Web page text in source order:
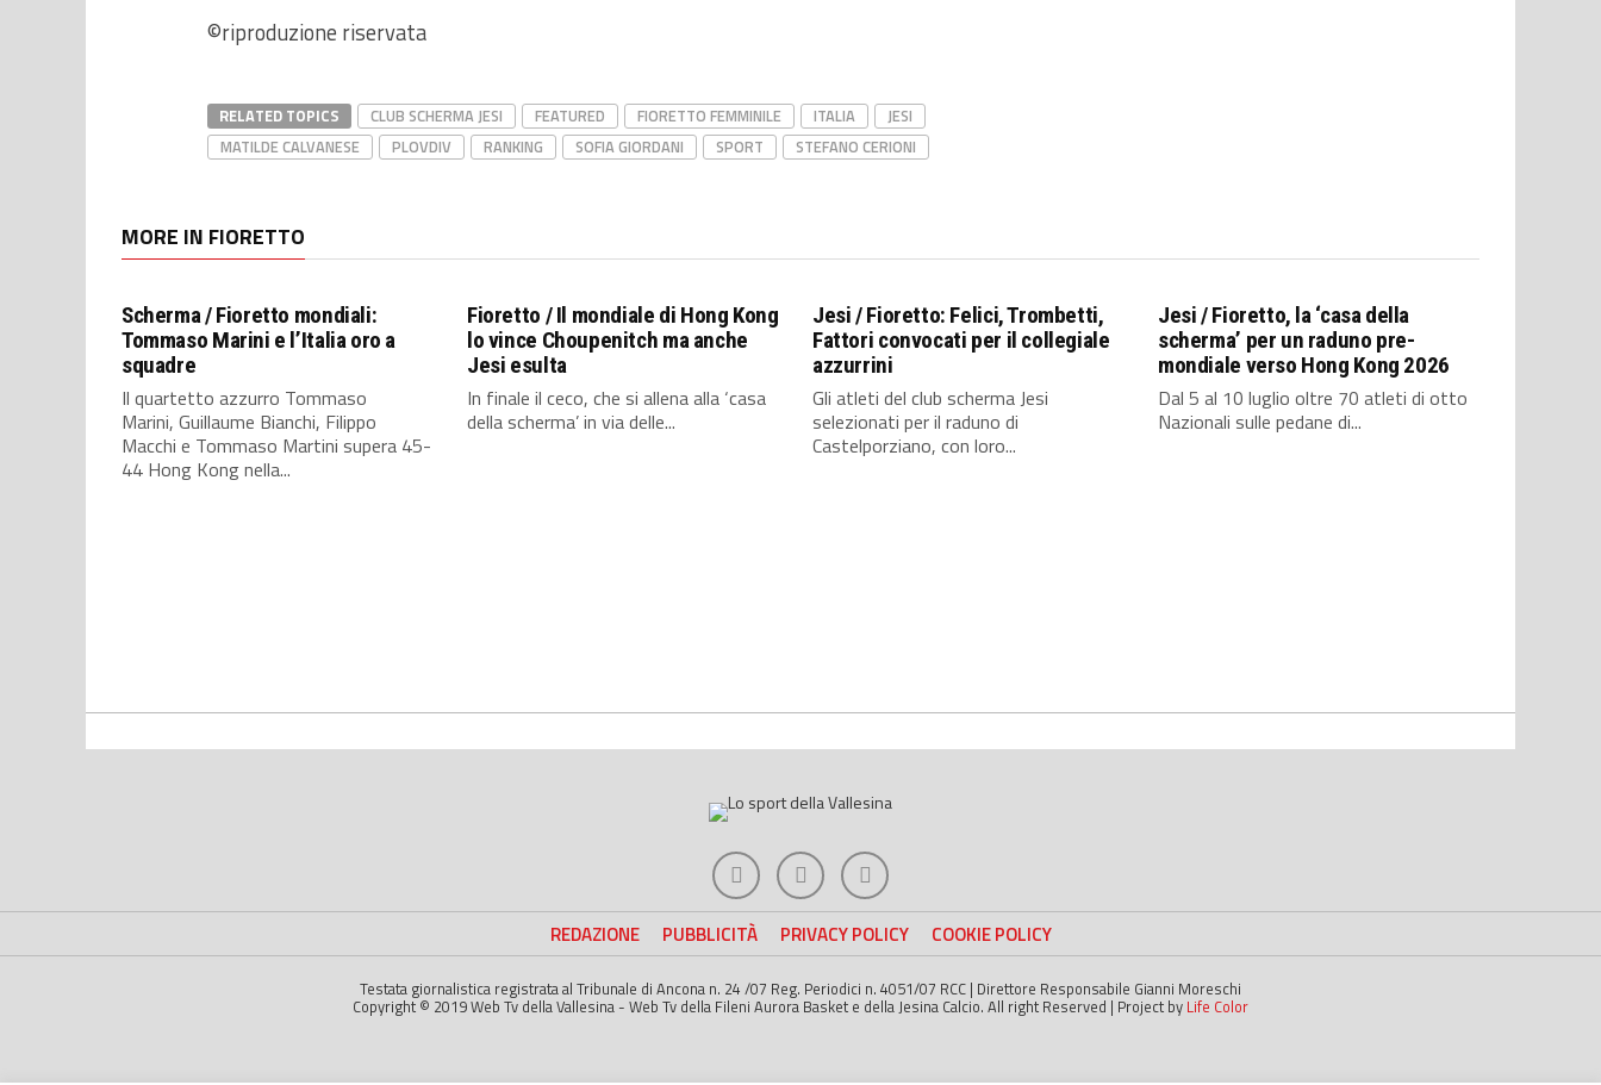
©riproduzione riservata
RELATED TOPICS CLUB SCHERMA JESI FEATURED FIORETTO FEMMINILE ITALIA
JESI
MATILDE CALVANESE
PLOVDIV RANKING SOFIA GIORDANI SPORT STEFANO CERIONI
MORE IN FIORETTO
Scherma / Fioretto mondiali:
Tommaso Marini e l’Italia oro a
squadre
Il quartetto azzurro Tommaso
Marini, Guillaume Bianchi, Filippo
Macchi e Tommaso Martini supera 45-
44 Hong Kong nella...
Fioretto / Il mondiale di Hong Kong
lo vince Choupenitch ma anche
Jesi esulta
In finale il ceco, che si allena alla ‘casa
della scherma’ in via delle...
Jesi / Fioretto: Felici, Trombetti,
Fattori convocati per il collegiale
azzurrini
Gli atleti del club scherma Jesi
selezionati per il raduno di
Castelporziano, con loro...
Jesi / Fioretto, la ‘casa della
scherma’ per un raduno pre-
mondiale verso Hong Kong 2026
Dal 5 al 10 luglio oltre 70 atleti di otto
Nazionali sulle pedane di...
REDAZIONE PUBBLICITÀ PRIVACY POLICY COOKIE POLICY
Testata giornalistica registrata al Tribunale di Ancona n. 24 /07 Reg. Periodici n. 4051/07 RCC | Direttore Responsabile Gianni Moreschi
Copyright © 2019 Web Tv della Vallesina - Web Tv della Fileni Aurora Basket e della Jesina Calcio. All right Reserved | Project by Life Color